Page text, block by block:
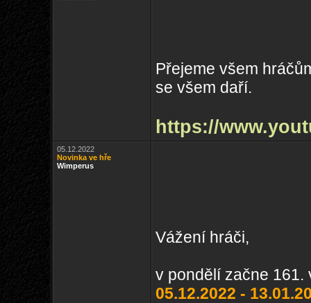
Přejeme všem
se všem daří.
https://
05.12.2022
Novinka ve hře
Wimperus
Vážení hráči,
v pondělí začne 161.
05.12.2022 -